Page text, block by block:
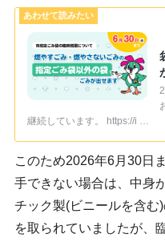
継続しています。 https://i …
このため2026年6月30日
手できない場合は、中身
チック製(ビニールを含む
を取られていましたが、